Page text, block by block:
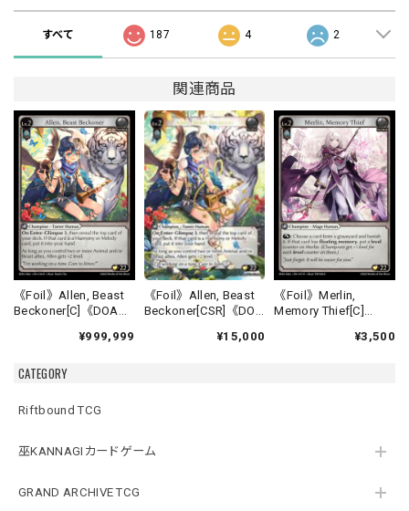
CATEGORY
Riftbound TCG
巫KANNAGIカードゲーム
GRAND ARCHIVE TCG
すべて 187 4 2
関連商品
《Foil》Allen, Beast
Beckoner[C]《DOA
¥999,999
《Foil》Allen, Beast
Beckoner[CSR]《DOA
¥15,000
《Foil》Merlin,
Memory Thief[C]
¥3,500